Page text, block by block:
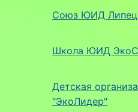
Союз ЮИД
Школа ЮИД
Детская
"ЭкоЛидер"